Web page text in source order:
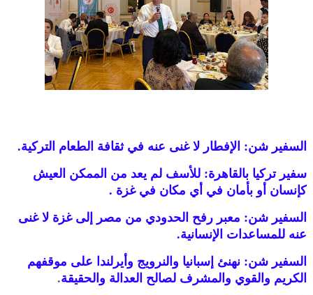
السفير شن: الإفطار لا غنى عنه في ثقافة الطعام التركية.‏
سفير تركيا بالقاهرة: للأسف لم يعد من الممكن العيش
كإنسان أو بأمان في أي مكان في غزة‎. ‎
السفير شن: معبر رفح الحدودي من مصر إلى غزة لا غنى
عنه للمساعدات الإنسانية.‏
السفير شن: نهنئ إسبانيا والنرويج وأيرلندا على موقفهم
الكريم والقوي والمشرف لصالح العدالة والحقيقة.‎